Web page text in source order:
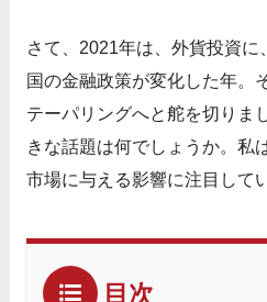
さて、2021年は、外貨投資
国の金融政策が変化した年。
テーパリングへと舵を切りま
きな話題は何でしょうか。私
市場に与える影響に注目して
目次